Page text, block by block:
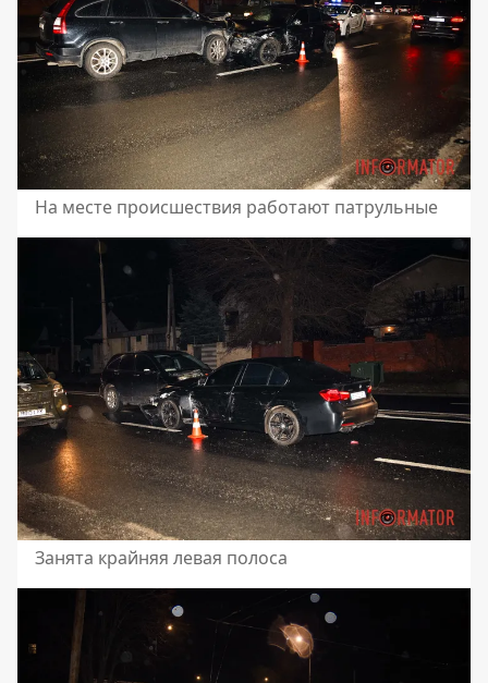
На месте происшествия работают патрульные
Занята крайняя левая полоса